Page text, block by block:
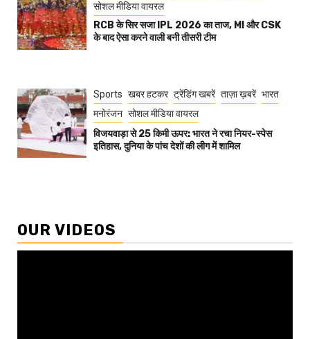
सोशल मीडिया वायरल
RCB के सिर सजा IPL 2026 का ताज, MI और CSK
के बाद ऐसा करने वाली बनी तीसरी टीम
Sports खबर हटकर ट्रेंडिंग खबरें ताज़ा ख़बरें भारत
मनोरंजन सोशल मीडिया वायरल
विजयवाड़ा से 25 किमी ऊपर: भारत ने रचा नियर-स्पेस
इतिहास, दुनिया के पांच देशों की लीग में शामिल
OUR VIDEOS